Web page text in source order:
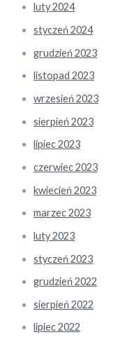
luty 2024
styczeń 2024
grudzień 2023
listopad 2023
wrzesień 2023
sierpień 2023
lipiec 2023
czerwiec 2023
kwiecień 2023
marzec 2023
luty 2023
styczeń 2023
grudzień 2022
sierpień 2022
lipiec 2022